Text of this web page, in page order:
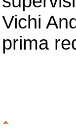
Vichi
prima